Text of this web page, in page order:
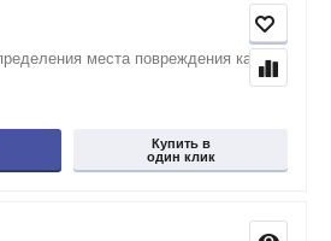
места повреждения кабеля
Купить в
один клик